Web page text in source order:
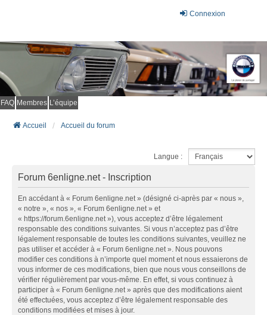
Connexion
FAQ Membres L’équipe
Accueil Accueil du forum
Langue :
Forum 6enligne.net - Inscription
En accédant à « Forum 6enligne.net » (désigné ci-après par « nous »,
« notre », « nos », « Forum 6enligne.net » et
« https://forum.6enligne.net »), vous acceptez d’être légalement
responsable des conditions suivantes. Si vous n’acceptez pas d’être
légalement responsable de toutes les conditions suivantes, veuillez ne
pas utiliser et accéder à « Forum 6enligne.net ». Nous pouvons
modifier ces conditions à n’importe quel moment et nous essaierons de
vous informer de ces modifications, bien que nous vous conseillons de
vérifier régulièrement par vous-même. En effet, si vous continuez à
participer à « Forum 6enligne.net » après que des modifications aient
été effectuées, vous acceptez d’être légalement responsable des
conditions modifiées et mises à jour.